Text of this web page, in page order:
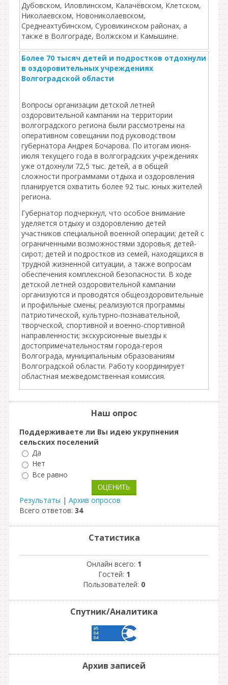
Дубовском, Иловлинском, Калачёвском, Клетском,
Николаевском, Новониколаевском,
Среднеахтубинском, Суровикинском районах, а
также в Волгограде, Волжском и Камышине.
Более 70 тысяч детей и подростков отдохнули
в оздоровительных учреждениях
Волгоградской области
Вопросы организации детской летней
оздоровительной кампании на территории
волгоградского региона были рассмотрены на
оперативном совещании под руководством
губернатора Андрея Бочарова. По итогам июня-
июля текущего года в волгоградских учреждениях
уже отдохнули 72,5 тыс. детей, а в общей
сложности программами отдыха и оздоровления
планируется охватить более 92 тыс. юных жителей
региона.
Губернатор подчеркнул, что особое внимание
уделяется отдыху и оздоровлению детей
участников специальной военной операции; детей с
ограниченными возможностями здоровья; детей-
сирот; детей и подростков из семей, находящихся в
трудной жизненной ситуации, а также вопросам
обеспечения комплексной безопасности. В ходе
детской летней оздоровительной кампании
организуются и проводятся общеоздоровительные
и профильные смены; реализуются программы
патриотической, культурно-познавательной,
творческой, спортивной и военно-спортивной
направленности; экскурсионные выезды к
достопримечательностям города-героя
Волгограда, муниципальным образованиям
Волгоградской области. Работу координирует
областная межведомственная комиссия.
Наш опрос
Поддерживаете ли Вы идею укрупнения
сельских поселений
Да
Нет
Все равно
Результаты | Архив опросов
Всего ответов: 34
Статистика
Онлайн всего: 1
Гостей: 1
Пользователей: 0
Спутник/Аналитика
Архив записей